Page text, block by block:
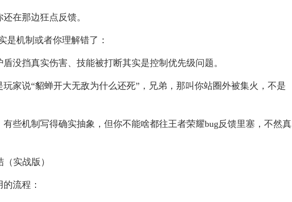
在那边狂点反馈。
是机制或者你理解错了：
没挡真实伤害、技能被打断其实是控制优先级问题。
家说“貂蝉开大无敌为什么还死”，兄弟，那叫你站圈外被集火，不是
有些机制写得确实抽象，但你不能啥都往王者荣耀bug反馈里塞，不然真
实战版）
流程：